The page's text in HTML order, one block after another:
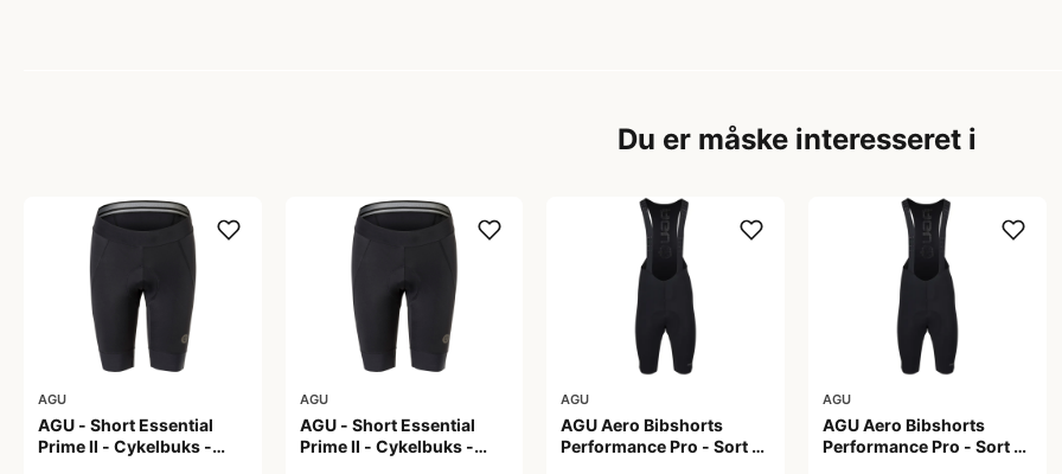
Du er måske interesseret i
AGU
AGU - Short Essential
Prime II - Cykelbuks -
AGU
AGU - Short Essential
Prime II - Cykelbuks -
AGU
AGU Aero Bibshorts
Performance Pro - Sort -
AGU
AGU Aero Bibshorts
Performance Pro - Sort -